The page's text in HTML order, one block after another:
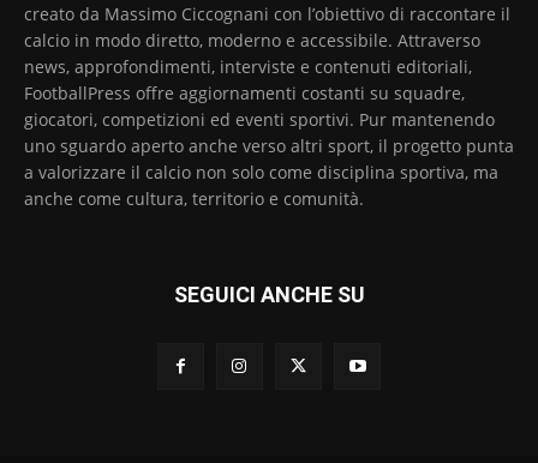
creato da Massimo Ciccognani con l’obiettivo di raccontare il
calcio in modo diretto, moderno e accessibile. Attraverso
news, approfondimenti, interviste e contenuti editoriali,
FootballPress offre aggiornamenti costanti su squadre,
giocatori, competizioni ed eventi sportivi. Pur mantenendo
uno sguardo aperto anche verso altri sport, il progetto punta
a valorizzare il calcio non solo come disciplina sportiva, ma
anche come cultura, territorio e comunità.
SEGUICI ANCHE SU